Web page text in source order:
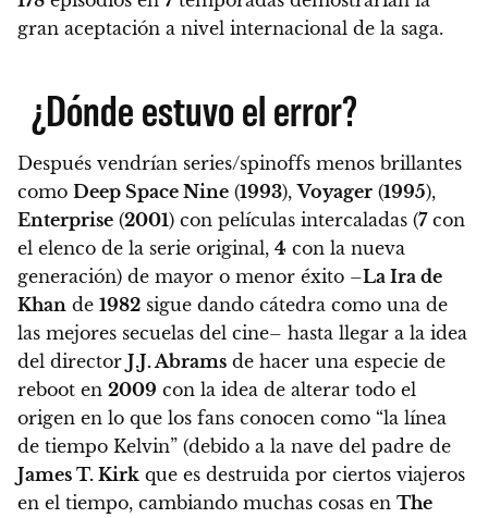
gran aceptación a nivel internacional de la saga.
¿Dónde estuvo el error?
Después vendrían series/spinoffs menos brillantes
como Deep Space Nine (1993),Voyager (1995),
Enterprise (2001) con películas intercaladas (7con
el elenco de la serie original, 4 con la nueva
generación) de mayor o menor éxito –La Ira de
Khan de 1982 sigue dando cátedra como una de
las mejores secuelas del cine– hasta llegar a la idea
del director J.J. Abrams de hacer una especie de
reboot en 2009 con la idea de alterar todo el
origen en lo que los fans conocen como “la línea
de tiempo Kelvin” (debido a la nave del padre de
James T. Kirk que es destruida por ciertos viajeros
en el tiempo, cambiando muchas cosas en The